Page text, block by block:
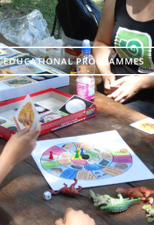
EDUCATIONAL PROGRAMMES